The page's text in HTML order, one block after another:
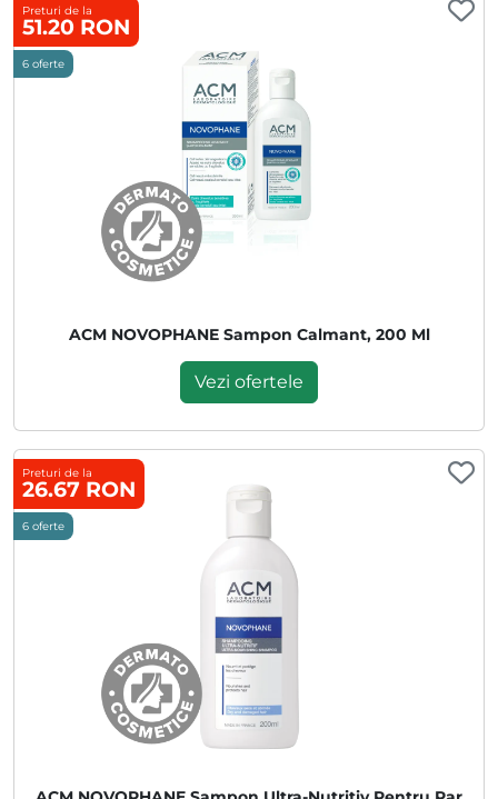
ACM NOVOPHANE Sampon Calmant, 200 Ml
Preturi de la
51.20 RON
6 oferte
Vezi ofertele
Preturi de la
26.67 RON
6 oferte